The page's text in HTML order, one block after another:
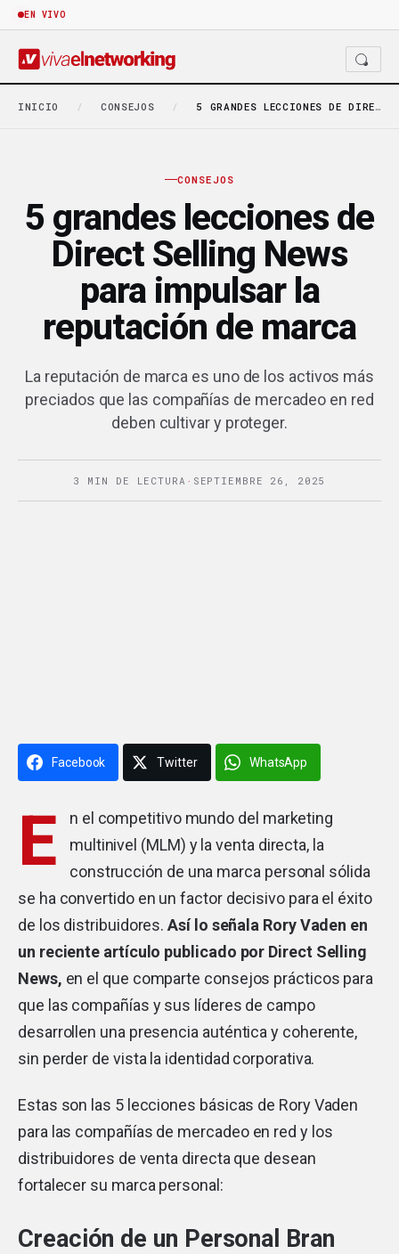
EN VIVO
INICIO / CONSEJOS / 5 GRANDES LECCIONES DE DIRECT SELLING NEWS PARA…
CONSEJOS
5 grandes lecciones de
Direct Selling News
para impulsar la
reputación de marca
La reputación de marca es uno de los activos más
preciados que las compañías de mercadeo en red
deben cultivar y proteger.
3 MIN DE LECTURA · SEPTIEMBRE 26, 2025
Facebook Twitter WhatsApp
E
n el competitivo mundo del marketing
multinivel (MLM) y la venta directa, la
construcción de una marca personal sólida
se ha convertido en un factor decisivo para el éxito
de los distribuidores.Así lo señala Rory Vaden en
un reciente artículo publicado por Direct Selling
News, en el que comparte consejos prácticos para
que las compañías y sus líderes de campo
desarrollen una presencia auténtica y coherente,
sin perder de vista la identidad corporativa.
Estas son las 5 lecciones básicas de Rory Vaden
para las compañías de mercadeo en red y los
distribuidores de venta directa que desean
fortalecer su marca personal:
Creación de un Personal Bran